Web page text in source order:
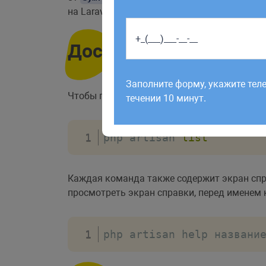
на Laravel псевдонимы.
Доступные команды
Чтобы просмотреть список всех доступных
php artisan list
Каждая команда также содержит экран
просмотреть экран справки, перед
php artisan help название
Работаем по будням с 9:00 до
рабочий день до 12:00.
Заполните форму, укажите
течении 10 минут.